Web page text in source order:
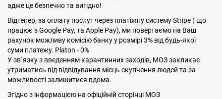
адже це безпечно та вигідно!
Відтепер, за оплату послуг через платіжну систему Stripe ( що
працює з Google Pay, та Apple Pay), ми повертаємо на Ваш
рахунок можливу комісію банку у розмірі 3% від будь-якої
суми платежу. Platon - 0%
У зв`язку з введенням карантинних заходів, МОЗ закликає
утриматись від відвідування місць скупчення людей та за
можливості залишитися вдома.
Згідно з інформацією на офіційній сторінці МОЗ